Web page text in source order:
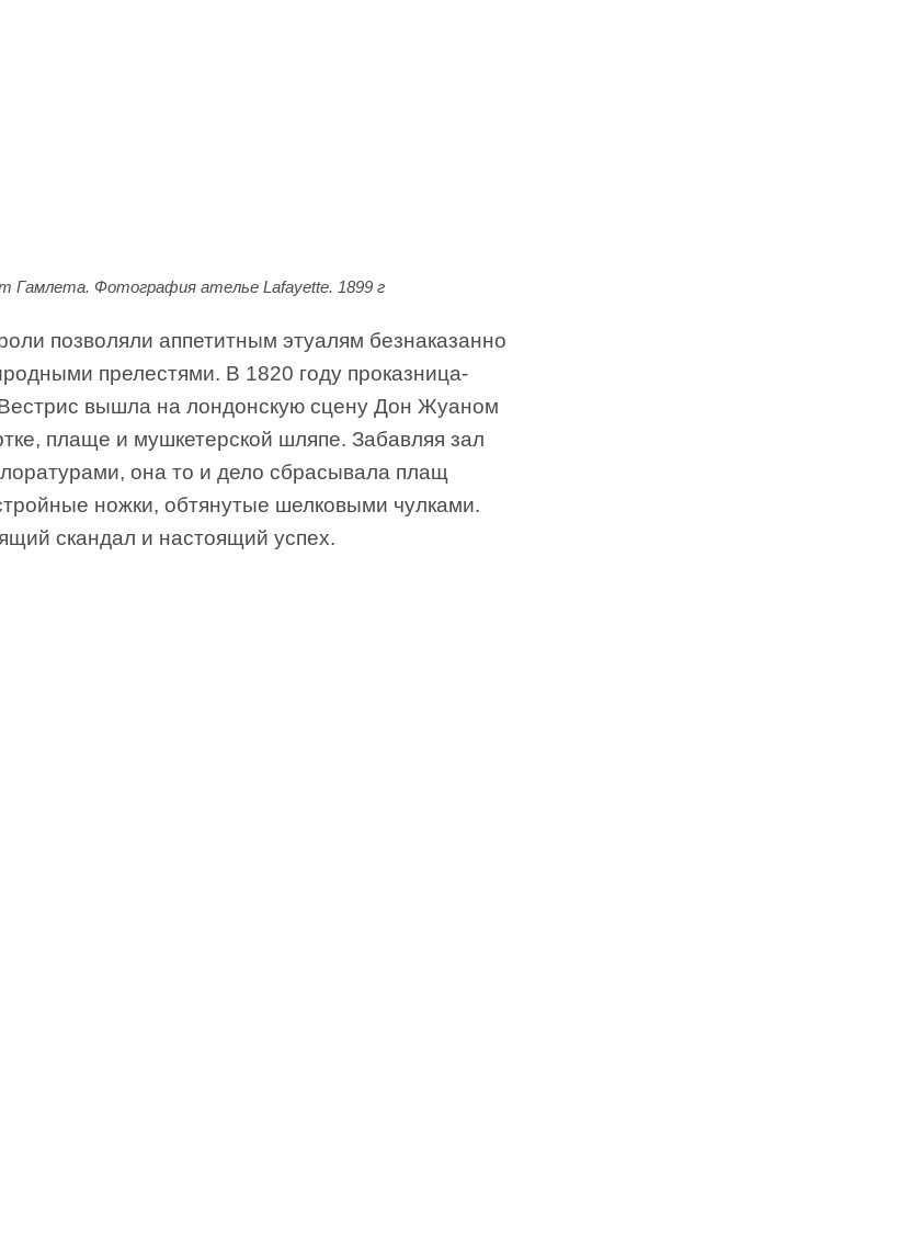
Гамлета. Фотография ателье Lafayette. 1899 г
позволяли аппетитным этуалям безнаказанно
прелестями. В 1820 году проказница-
вышла на лондонскую сцену Дон Жуаном
плаще и мушкетерской шляпе. Забавляя зал
она то и дело сбрасывала плащ
ножки, обтянутые шелковыми чулками.
скандал и настоящий успех.